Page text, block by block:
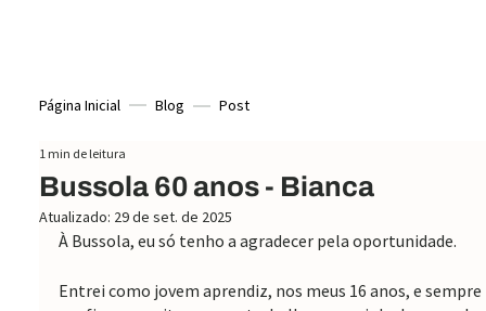
Bussola 60 anos - Bianca
1 min de leitura
Atualizado: 29 de set. de 2025
À Bussola, eu só tenho a agradecer pela oportunidade.
Entrei como jovem aprendiz, nos meus 16 anos, e sempre
Página Inicial Blog Post